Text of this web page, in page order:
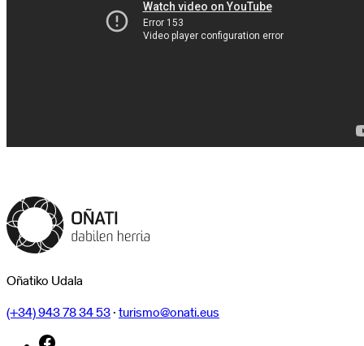
Oñatiko Udala
(+34) 943 78 34 53·turismo@onati.eus